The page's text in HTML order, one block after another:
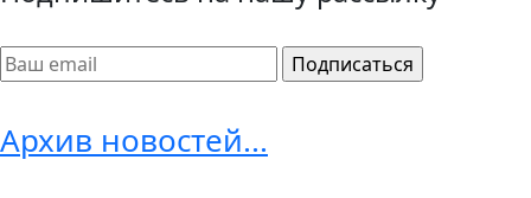
Архив новостей...